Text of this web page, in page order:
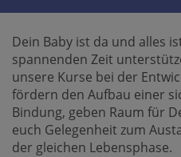
Dein Baby ist da und alles
spannenden Zeit
unsere Kurse bei der
fördern den Aufbau einer
Bindung, geben Raum für
euch Gelegenheit zum
der gleichen Lebensphase.